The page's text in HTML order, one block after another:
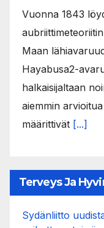
Vuonna 1843
Maan
Hayabusa2-
halkaisijaltaan
aiemmin
määrittivät [...]
Terveys Ja
Sydänliitto